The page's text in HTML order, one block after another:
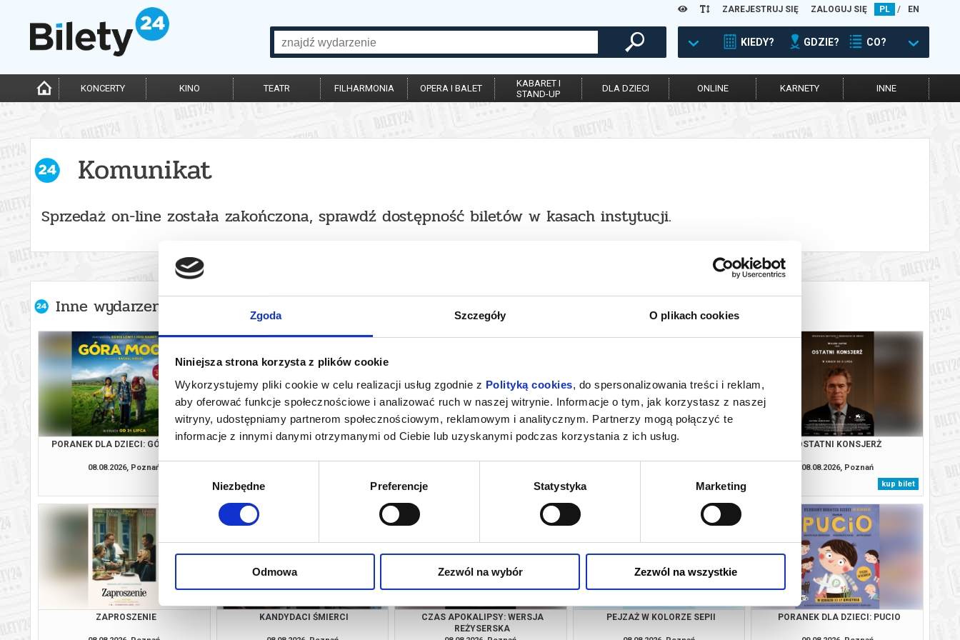
Zgoda Szczegóły O plikach cookies
Niniejsza strona korzysta z plików cookie
Wykorzystujemy pliki cookie w celu realizacji usług zgodnie z Polityką cookies, do spersonalizowania treści i reklam,
aby oferować funkcje społecznościowe i analizować ruch w naszej witrynie. Informacje o tym, jak korzystasz z naszej
witryny, udostępniamy partnerom społecznościowym, reklamowym i analitycznym. Partnerzy mogą połączyć te
informacje z innymi danymi otrzymanymi od Ciebie lub uzyskanymi podczas korzystania z ich usług.
Wybór
Niezbędne Preferencje Statystyka Marketing
Odmowa Zezwól na wybór Zezwól na wszystkie
ZAREJESTRUJ SIĘ ZALOGUJ SIĘ PL / EN
KIEDY? GDZIE? CO?
KONCERTY KINO TEATR FILHARMONIA OPERA I BALET
KABARET I
STAND-UP
DLA DZIECI ONLINE KARNETY INNE
Komunikat
Sprzedaż on-line została zakończona, sprawdź dostępność biletów w kasach instytucji.
Inne wydarzenia organizatora
PORANEK DLA DZIECI: GÓRA MOCY
08.08.2026, Poznań
ZAPROSZENIE
kup bilet
ODYSEJA
kup bilet
ODYSEJA
kup bilet
OSTATNI KONSJERŻ
08.08.2026, Poznań
kup bilet
ZAPROSZENIE KANDYDACI ŚMIERCI
CZAS APOKALIPSY: WERSJA
REŻYSERSKA
PEJZAŻ W KOLORZE SEPII PORANEK DLA DZIECI: PUCIO